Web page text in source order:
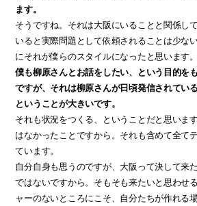
ます。
そうですね。それは大阪にいることと関係し
いると実際問題として依頼されることは少な
にそれが僕らのスタイルになったと思います。
僕も柳原さんとお話をしたい、という目的を
ですが、それは柳原さんが日頃発信されてい
ということが大きいです。
それも状況をつくる、ということだと思いま
はなかったことですから。それも含めて全て
ています。
自分自身も思うのですが、大阪って決して来
ではないですから。そもそも来たいと思わせ
ャーのないところにこそ、自分たちが作れる